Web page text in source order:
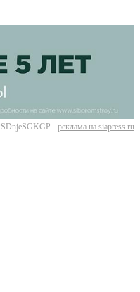
реклама на siapress.ru